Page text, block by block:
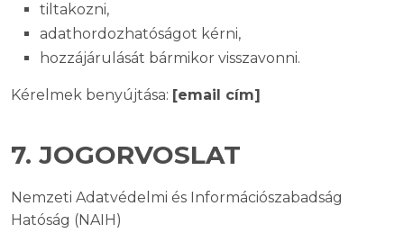
tiltakozni,
adathordozhatóságot kérni,
hozzájárulását bármikor visszavonni.
Kérelmek benyújtása: [email cím]
7. JOGORVOSLAT
Nemzeti Adatvédelmi és Információszabadság
Hatóság (NAIH)